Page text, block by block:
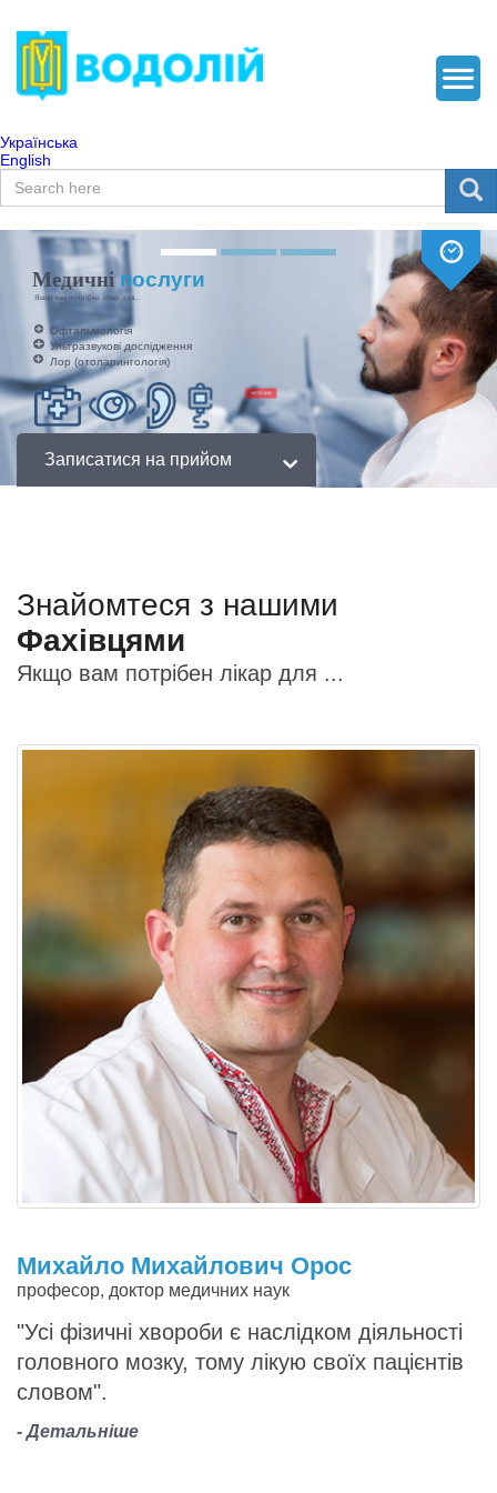
Українська
English
Пошукова форма
Пошук
Медичніпослуги
Якщо вам потрібен лікар для...
Ультразвукові дослідження
Офтальмологія
Лор (отоларингологія)
Записатися на прийом
Знайомтеся з нашими
Фахівцями
Якщо вам потрібен лікар для ...
Михайло Михайлович Орос
професор, доктор медичних наук
"Усі фізичні хвороби є наслідком діяльності
головного мозку, тому лікую своїх пацієнтів
словом".
- Детальніше